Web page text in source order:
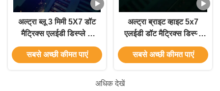
अल्ट्रा ब्लू 3 मिमी 5X7 डॉट
मैट्रिक्स एलईडी डिस्प्ले रो
कैथोड के लिए लिफ्ट स्थिति
संकेतक
सबसे अच्छी कीमत पाएं
अल्ट्रा ब्राइट व्हाइट 5x7
एलईडी डॉट मैट्रिक्स डिस्प्ले
पंक्ति एनोड 0.7 "मूविंग
साइन्स एप्लीकेशन
सबसे अच्छी कीमत पाएं
अधिक देखें